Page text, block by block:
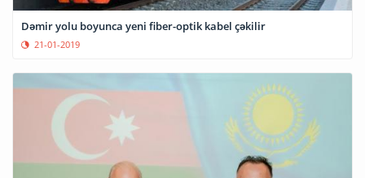
Dəmir yolu boyunca yeni fiber-optik kabel çəkilir
21-01-2019